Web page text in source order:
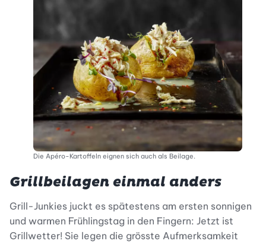
Die Apéro-Kartoffeln eignen sich auch als Beilage.
Grillbeilagen einmal anders
Grill-Junkies juckt es spätestens am ersten sonnigen
und warmen Frühlingstag in den Fingern: Jetzt ist
Grillwetter! Sie legen die grösste Aufmerksamkeit